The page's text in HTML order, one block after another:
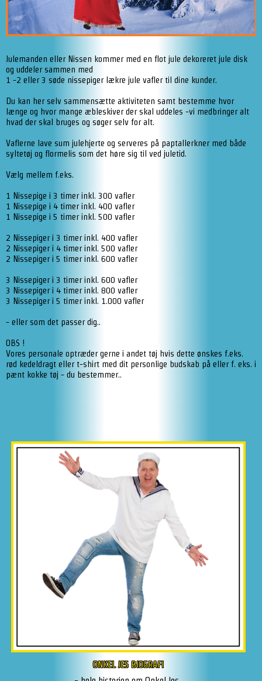
Julemanden eller Nissen kommer med en flot jule dekoreret jule disk
og uddeler sammen med
1 -2 eller 3 søde nissepiger lækre jule vafler til dine kunder.
Du kan her selv sammensætte aktiviteten samt bestemme hvor
længe og hvor mange æbleskiver der skal uddeles -vi medbringer alt
hvad der skal bruges og søger selv for alt.
Vaflerne lave sum julehjerte og serveres på paptallerkner med både
syltetøj og flormelis som det høre sig til ved juletid.
Vælg mellem f.eks.
1 Nissepige i 3 timer inkl. 300 vafler
1 Nissepige i 4 timer inkl. 400 vafler
1 Nissepige i 5 timer inkl. 500 vafler
2 Nissepiger i 3 timer inkl. 400 vafler
2 Nissepiger i 4 timer inkl. 500 vafler
2 Nissepiger i 5 timer inkl. 600 vafler
3 Nissepiger i 3 timer inkl. 600 vafler
3 Nissepiger i 4 timer inkl. 800 vafler
3 Nissepiger i 5 timer inkl. 1.000 vafler
- eller som det passer dig..
OBS !
Vores personale optræder gerne i andet tøj hvis dette ønskes f.eks.
rød kedeldragt eller t-shirt med dit personlige budskab på eller f. eks. i
pænt kokke tøj - du bestemmer..
ONKEL JES BIOGRAFI